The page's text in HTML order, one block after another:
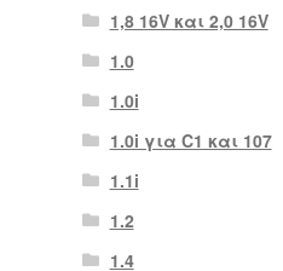
1,8 16V και 2,0 16V
1.0
1.0i
1.0i για C1 και 107
1.1i
1.2
1.4